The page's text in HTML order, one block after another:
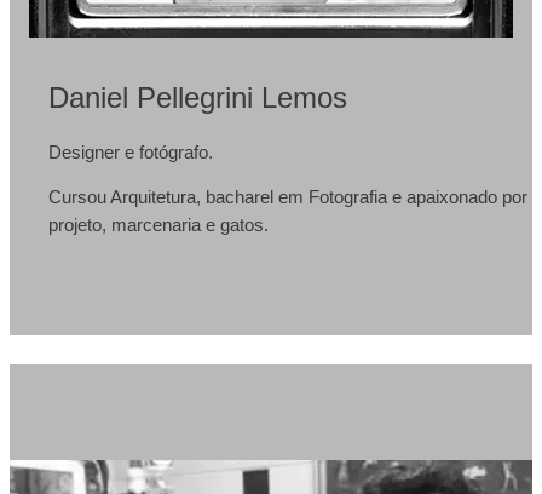
Daniel Pellegrini Lemos
Designer e fotógrafo.
Cursou Arquitetura, bacharel em Fotografia e apaixonado por
projeto, marcenaria e gatos.